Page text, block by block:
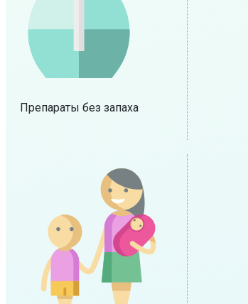
Препараты без запаха